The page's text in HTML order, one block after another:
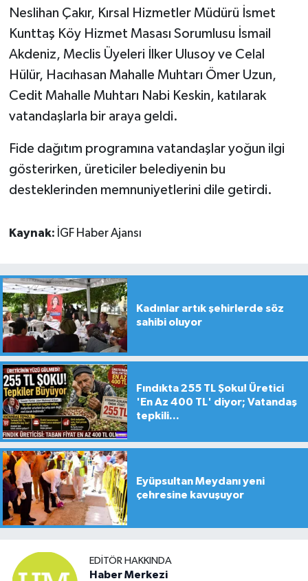
Neslihan Çakır, Kırsal Hizmetler Müdürü İsmet
Kunttaş Köy Hizmet Masası Sorumlusu İsmail
Akdeniz, Meclis Üyeleri İlker Ulusoy ve Celal
Hülür, Hacıhasan Mahalle Muhtarı Ömer Uzun,
Cedit Mahalle Muhtarı Nabi Keskin, katılarak
vatandaşlarla bir araya geldi.
Fide dağıtım programına vatandaşlar yoğun ilgi
gösterirken, üreticiler belediyenin bu
desteklerinden memnuniyetlerini dile getirdi.
Kaynak: İGF Haber Ajansı
Kadınlar artık şehirlerde söz
sahibi oluyor
Fındıkta 255 TL Şoku! Üretici
'En Az 400 TL' diyor; Vatandaş
tepkili...
Eyüpsultan Meydanı yeni
çehresine kavuşuyor
EDITÖR HAKKINDA
Haber Merkezi